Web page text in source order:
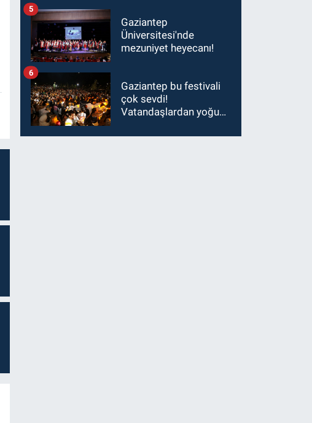
Gaziantep
Üniversitesi'nde
mezuniyet heyecanı!
5
Gaziantep bu festivali
çok sevdi!
Vatandaşlardan yoğun
6